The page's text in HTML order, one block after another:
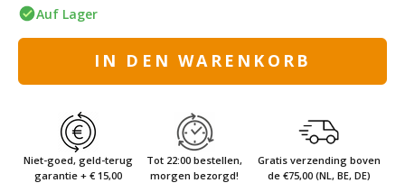
Auf Lager
IN DEN WARENKORB
Niet-goed, geld-terug
garantie + € 15,00
Tot 22:00 bestellen,
morgen bezorgd!
Gratis verzending boven
de €75,00 (NL, BE, DE)